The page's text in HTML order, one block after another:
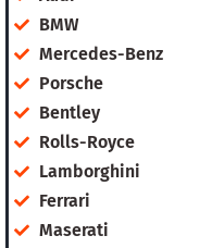
BMW
Mercedes-Benz
Porsche
Bentley
Rolls-Royce
Lamborghini
Ferrari
Maserati